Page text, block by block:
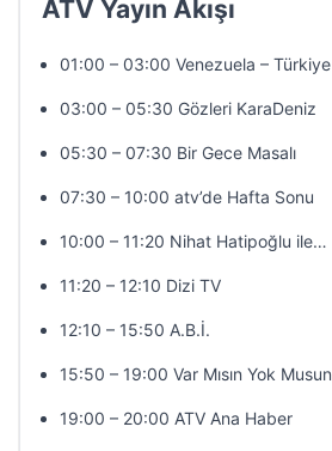
ATV Yayın Akışı
01:00 – 03:00 Venezuela – Türkiye
03:00 – 05:30 Gözleri KaraDeniz
05:30 – 07:30 Bir Gece Masalı
07:30 – 10:00 atv’de Hafta Sonu
10:00 – 11:20 Nihat Hatipoğlu ile…
11:20 – 12:10 Dizi TV
12:10 – 15:50 A.B.İ.
15:50 – 19:00 Var Mısın Yok Musun
19:00 – 20:00 ATV Ana Haber